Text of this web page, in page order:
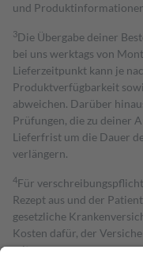
und
3Die Übergabe deiner
bei uns werktags von
Lieferzeitpunkt kann je
Produktverfügbarkeit
abweichen. Darüber
Prüfungen, die zu deiner
Lieferfrist um die Dauer
verlängern.
4Für
Rezept aus und der
gesetzliche
Kosten dafür, der
mit.